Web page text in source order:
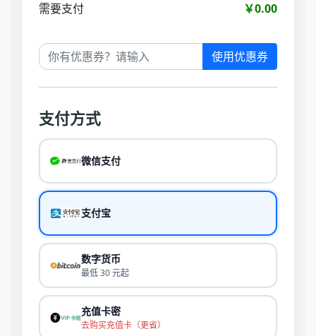
需要支付 ￥0.00
使用优惠券
支付方式
微信支付
支付宝
数字货币
最低 30 元起
充值卡密
去购买充值卡（更省）